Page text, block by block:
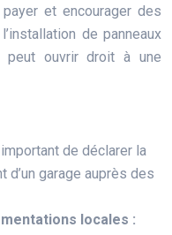
et encourager des
de panneaux
peut ouvrir droit à une
de déclarer la
d’un garage auprès des
locales :